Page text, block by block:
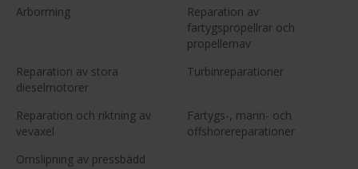
Arborrning
Reparation av
fartygspropellrar och
propellernav
Reparation av stora
dieselmotorer
Turbinreparationer
Reparation och riktning av
vevaxel
Fartygs-, marin- och
offshorereparationer
Omslipning av pressbädd